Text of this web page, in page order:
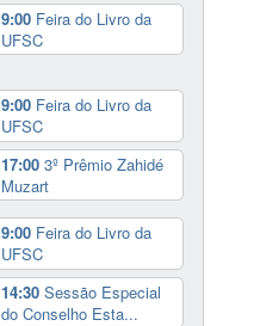
9:00 Feira do Livro da
UFSC
9:00 Feira do Livro da
UFSC
17:00 3º Prêmio Zahidé
Muzart
9:00 Feira do Livro da
UFSC
14:30 Sessão Especial
do Conselho Esta...